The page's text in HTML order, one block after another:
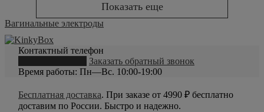
Показать еще
Вагинальные электроды
Контактный телефон
Заказать обратный звонок
Время работы: Пн—Вс. 10:00-19:00
Бесплатная доставка. При заказе от 4990 ₽ бесплатно
доставим по России. Быстро и надежно.